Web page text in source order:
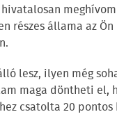
részes állama az
lesz, ilyen még
maga döntheti el,
csatolta 20